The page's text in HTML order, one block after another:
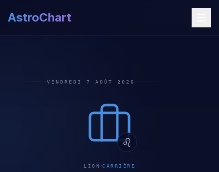
AstroChart
VENDREDI 7 AOÛT 2026
♌
LION ·CARRIÈRE